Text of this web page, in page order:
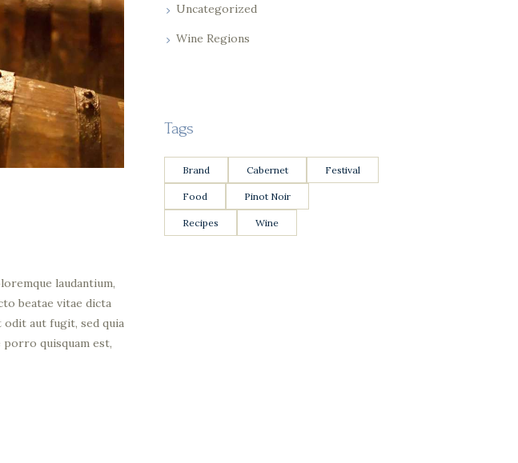
laudantium,
beatae vitae dicta
odit aut fugit, sed quia
quisquam est,
Uncategorized
Wine Regions
Tags
Brand Cabernet Festival
Food Pinot Noir
Recipes Wine